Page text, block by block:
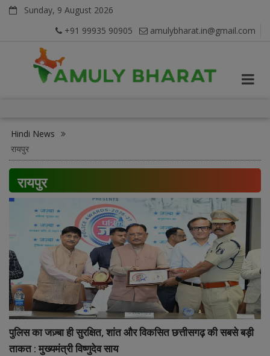
Sunday, 9 August 2026
+91 99935 90905
amulybharat.in@gmail.com
Hindi News
रायपुर
रायपुर
पुलिस का जज़्बा ही सुरक्षित, शांत और विकसित छत्तीसगढ़ की सबसे बड़ी
ताकत : मुख्यमंत्री विष्णुदेव साय